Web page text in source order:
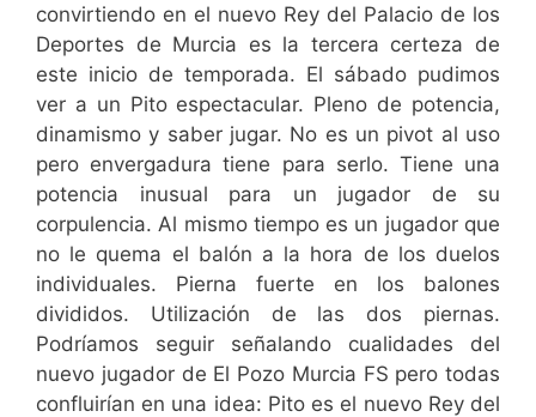
convirtiendo en el nuevo Rey del Palacio de los
Deportes de Murcia es la tercera certeza de
este inicio de temporada. El sábado pudimos
ver a un Pito espectacular. Pleno de potencia,
dinamismo y saber jugar. No es un pivot al uso
pero envergadura tiene para serlo. Tiene una
potencia inusual para un jugador de su
corpulencia. Al mismo tiempo es un jugador que
no le quema el balón a la hora de los duelos
individuales. Pierna fuerte en los balones
divididos. Utilización de las dos piernas.
Podríamos seguir señalando cualidades del
nuevo jugador de El Pozo Murcia FS pero todas
confluirían en una idea: Pito es el nuevo Rey del